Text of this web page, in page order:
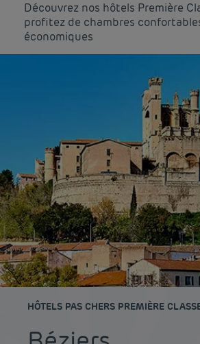
Découvrez nos hôtels Première
profitez de chambres
économiques
HÔTELS PAS CHERS PREMIÈRE